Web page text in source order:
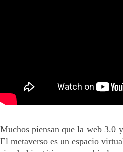
Muchos piensan que la web 3.0
El metaverso es un espacio